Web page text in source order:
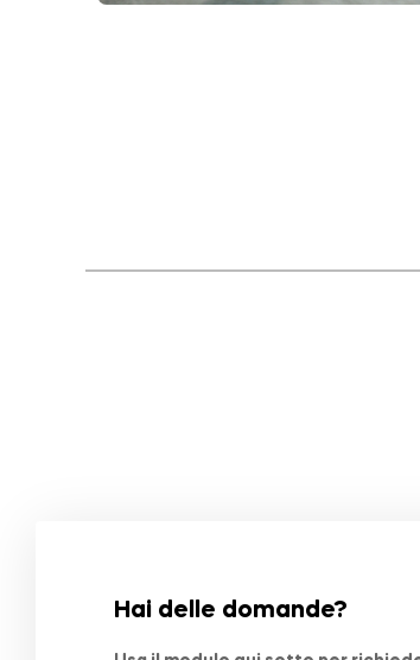
Hai delle domande?